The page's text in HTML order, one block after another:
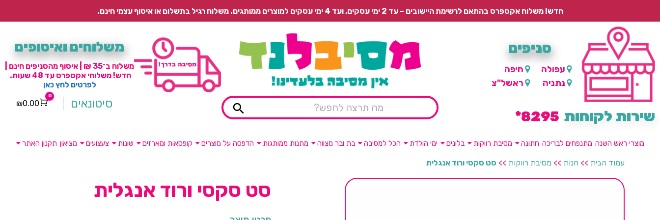
חדש! משלוח אקספרס בהתאם לרשימת היישובים – עד 2 ימי עסקים, ועד 4 ימי עסקים למוצרים ממותגים. משלוח רגיל בתשלום או איסוף עצמי חינם.
סניפים
עפולה
חיפה
נתניה
ראשל"צ
שירות לקוחות 8295*
משלוחים ואיסופים
משלוח ב־35 ₪ | איסוף מהסניפים חינם |
חדש! משלוחי אקספרס עד 48 שעות.
לפרטים לחץ כאן
סיטונאים Cart
0
₪0.00
מוצרי ראש השנה מתנפחים לבריכה חתונה מסיבת רווקות בלונים ימי הולדת הכל למסיבה בת ובר מצווה מתנות ממותגות הדפסה על מוצרים קופסאות ומארזים שונות צעצועים מציאון תקנון האתר
עמוד הבית >> חנות >> מסיבת רווקות >> סט סקסי ורוד אנגלית
סט סקסי ורוד אנגלית